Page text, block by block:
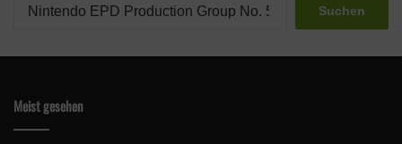
h
Meist gesehen